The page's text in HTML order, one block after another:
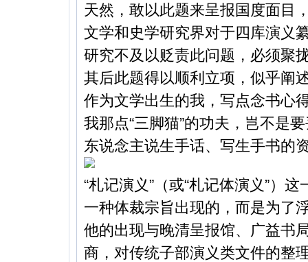
天然，敢以此题来呈报国度面目
文学和史学研究界对于四库演义
研究不及以贬责此问题，必须聚
其后此题得以顺利立项，似乎阐
作为文学出生的我，写点念书心
我那点“三脚猫”的功夫，岂不是
东说念主说生手话、写生手书的
“札记演义”（或“札记体演义”）
一种体裁宗旨出现的，而是为了
他的出现与晚清呈报馆、广益书
商，对传统子部演义类文件的整